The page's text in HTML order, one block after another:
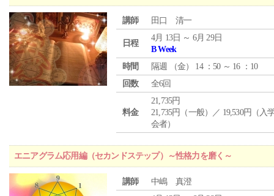
講師 田口 清一
日程
4月 13日 ～ 6月 29日
B Week
時間
隔週 （金） 14 ：50 ～ 16 ：10
回数
全6回
料金
21,735円
21,735円（一般）／ 19,530円（入
会者）
エニアグラム応用編（セカンドステップ）～性格力を磨く～
講師 中嶋 真澄